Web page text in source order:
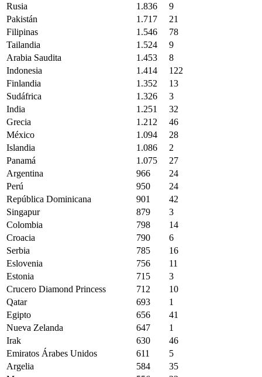
Rusia
1.836
9
Pakistán
1.717
21
Filipinas
1.546
78
Tailandia
1.524
9
Arabia Saudita
1.453
8
Indonesia
1.414
122
Finlandia
1.352
13
Sudáfrica
1.326
3
India
1.251
32
Grecia
1.212
46
México
1.094
28
Islandia
1.086
2
Panamá
1.075
27
Argentina
966
24
Perú
950
24
República Dominicana
901
42
Singapur
879
3
Colombia
798
14
Croacia
790
6
Serbia
785
16
Eslovenia
756
11
Estonia
715
3
Crucero Diamond Princess
712
10
Qatar
693
1
Egipto
656
41
Nueva Zelanda
647
1
Irak
630
46
Emiratos Árabes Unidos
611
5
Argelia
584
35